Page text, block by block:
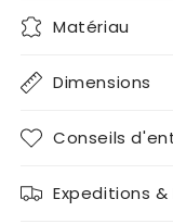
Matériau
Dimensions
Conseils
Expeditions